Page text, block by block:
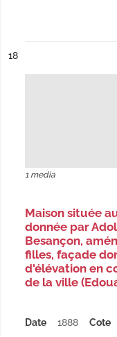
n°
18
1 media
Maison située
donnée par
Besançon,
filles, façade
d'élévation en
de la ville
Date 1888 Cote